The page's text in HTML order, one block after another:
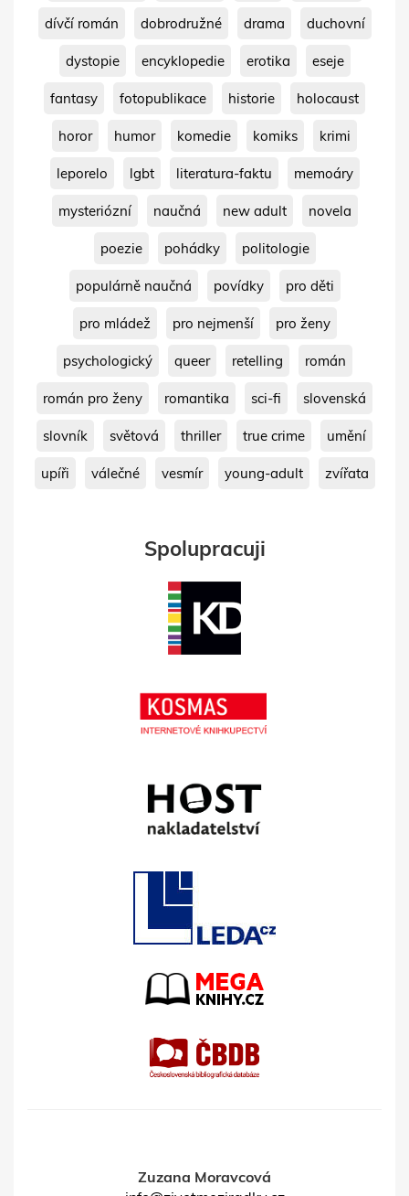
dívčí román dobrodružné drama duchovní
dystopie encyklopedie erotika eseje
fantasy fotopublikace historie holocaust
horor humor komedie komiks krimi
leporelo lgbt literatura-faktu memoáry
mysteriózní naučná new adult novela
poezie pohádky politologie
populárně naučná povídky pro děti
pro mládež pro nejmenší pro ženy
psychologický queer retelling román
román pro ženy romantika sci-fi slovenská
slovník světová thriller true crime umění
upíři válečné vesmír young-adult zvířata
Spolupracuji
Zuzana Moravcová